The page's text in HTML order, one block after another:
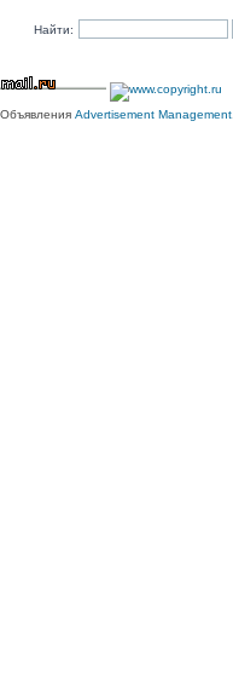
Найти:
Объявления Advertisement Management